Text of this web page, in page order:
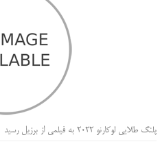
پلنگ طلایی لوکارنو ۲۰۲۲ به فیلمی از برزیل رسید